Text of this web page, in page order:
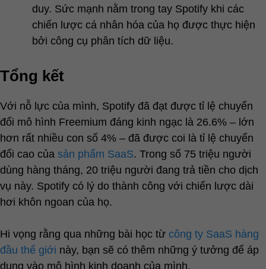
duy. Sức mạnh nằm trong tay Spotify khi các
chiến lược cá nhân hóa của họ được thực hiện
bởi công cụ phân tích dữ liệu.
Tổng kết
Với nỗ lực của mình, Spotify đã đạt được tỉ lệ chuyển
đổi mô hình Freemium đáng kinh ngạc là 26.6% – lớn
hơn rất nhiều con số 4% – đã được coi là tỉ lệ chuyển
đổi cao của sản phẩm SaaS. Trong số 75 triệu người
dùng hàng tháng, 20 triệu người đang trả tiền cho dịch
vụ này. Spotify có lý do thành công với chiến lược dài
hơi khôn ngoan của họ.
Hi vọng rằng qua những bài học từ công ty SaaS hàng
đầu thế giới này, bạn sẽ có thêm những ý tưởng để áp
dụng vào mô hình kinh doanh của mình.